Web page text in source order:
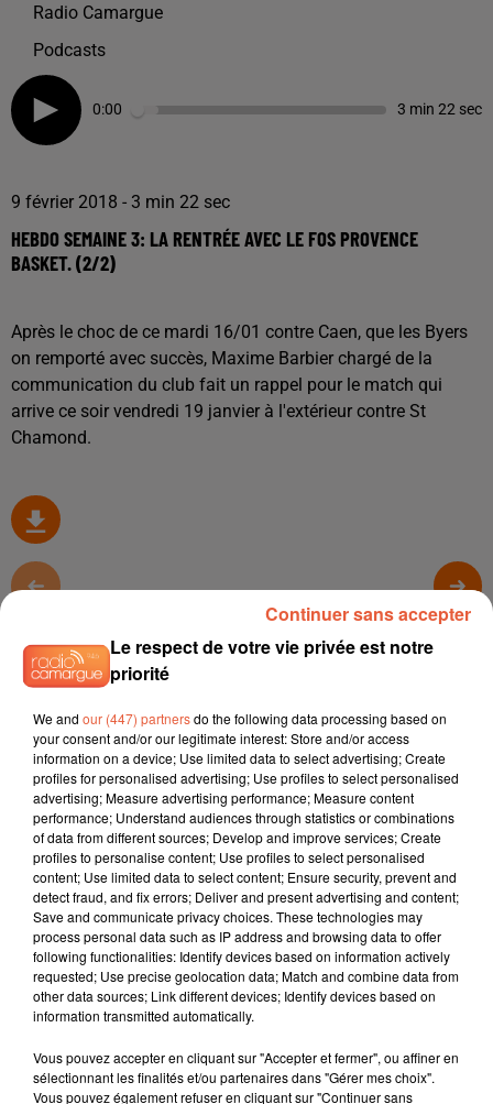
Radio Camargue
Podcasts
0:00 3 min 22 sec
9 février 2018 - 3 min 22 sec
HEBDO SEMAINE 3: LA RENTRÉE AVEC LE FOS PROVENCE
BASKET. (2/2)
Après le choc de ce mardi 16/01 contre Caen, que les Byers
on remporté avec succès, Maxime Barbier chargé de la
communication du club fait un rappel pour le match qui
arrive ce soir vendredi 19 janvier à l'extérieur contre St
Chamond.
Self Aware
DUA LIPA
Levitating
TOVE LO
Des Fleurs
L'HOROSCOPE
Le respect de votre vie privée est notre
priorité
We and our (447) partnersdo the following data processing based on
your consent and/or our legitimate interest: Store and/or access
information on a device; Use limited data to select advertising; Create
profiles for personalised advertising; Use profiles to select personalised
advertising; Measure advertising performance; Measure content
performance; Understand audiences through statistics or combinations
of data from different sources; Develop and improve services; Create
profiles to personalise content; Use profiles to select personalised
content; Use limited data to select content; Ensure security, prevent and
detect fraud, and fix errors; Deliver and present advertising and content;
Save and communicate privacy choices. These technologies may
process personal data such as IP address and browsing data to offer
following functionalities: Identify devices based on information actively
requested; Use precise geolocation data; Match and combine data from
other data sources; Link different devices; Identify devices based on
information transmitted automatically.
Vous pouvez accepter en cliquant sur "Accepter et fermer", ou affiner en
sélectionnant les finalités et/ou partenaires dans "Gérer mes choix".
Vous pouvez également refuser en cliquant sur "Continuer sans
Continuer sans accepter